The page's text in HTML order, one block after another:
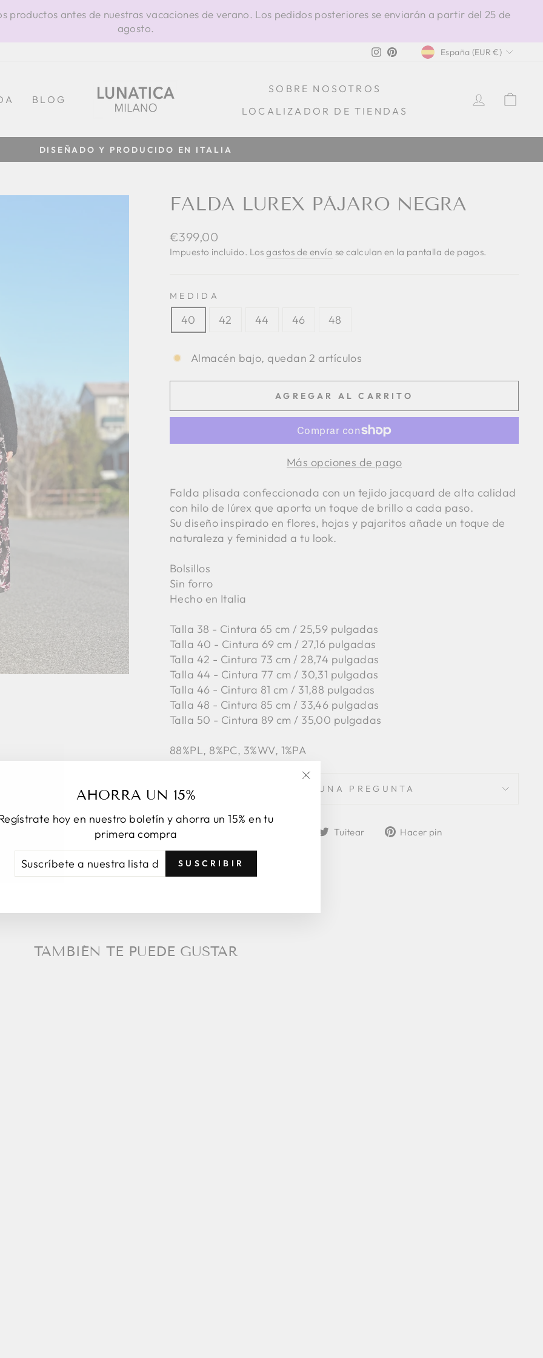
productos antes de nuestras vacaciones de verano. Los pedidos posteriores se enviarán a partir del 25 de
agosto.
Instagram
PinterestMONEDA
España (EUR €)
BLOG
SOBRE NOSOTROS
LOCALIZADOR DE TIENDAS
diapositivas
100% HECHO EN ITALIA
AHORRA UN 15%
hoy en nuestro boletín y ahorra un 15% en tu
primera compra
SUSCRIBIR
"Cerrar
FALDA LUREX PÁJARO NEGRA
Precio
habitual
€399,00
Impuesto incluido. Losgastos de envío se calculan en la pantalla de pagos.
MEDIDA
40 42 44 46 48
Almacén bajo, quedan 2 artículos
AGREGAR AL CARRITO
Más opciones de pago
Falda plisada confeccionada con un tejido jacquard de alta calidad
con hilo de lúrex que aporta un toque de brillo a cada paso.
Su diseño inspirado en flores, hojas y pajaritos añade un toque de
naturaleza y feminidad a tu look.
Bolsillos
Sin forro
Hecho en Italia
Talla 38 - Cintura 65 cm / 25,59 pulgadas
Talla 40 - Cintura 69 cm / 27,16 pulgadas
Talla 42 - Cintura 73 cm / 28,74 pulgadas
Talla 44 - Cintura 77 cm / 30,31 pulgadas
Talla 46 - Cintura 81 cm / 31,88 pulgadas
Talla 48 - Cintura 85 cm / 33,46 pulgadas
Talla 50 - Cintura 89 cm / 35,00 pulgadas
88%PL, 8%PC, 3%WV, 1%PA
HACER UNA PREGUNTA
Compartir
Tuitear
TuitearHacer pin
TAMBIÉN TE PUEDE GUSTAR